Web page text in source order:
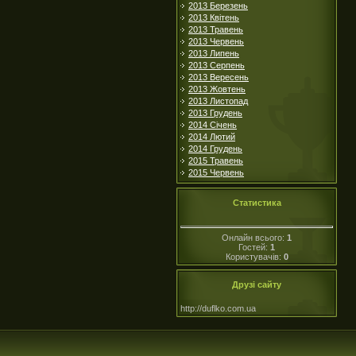
2013 Березень
2013 Квітень
2013 Травень
2013 Червень
2013 Липень
2013 Серпень
2013 Вересень
2013 Жовтень
2013 Листопад
2013 Грудень
2014 Січень
2014 Лютий
2014 Грудень
2015 Травень
2015 Червень
Статистика
Онлайн всього: 1
Гостей: 1
Користувачів: 0
Друзі сайту
http://duflko.com.ua